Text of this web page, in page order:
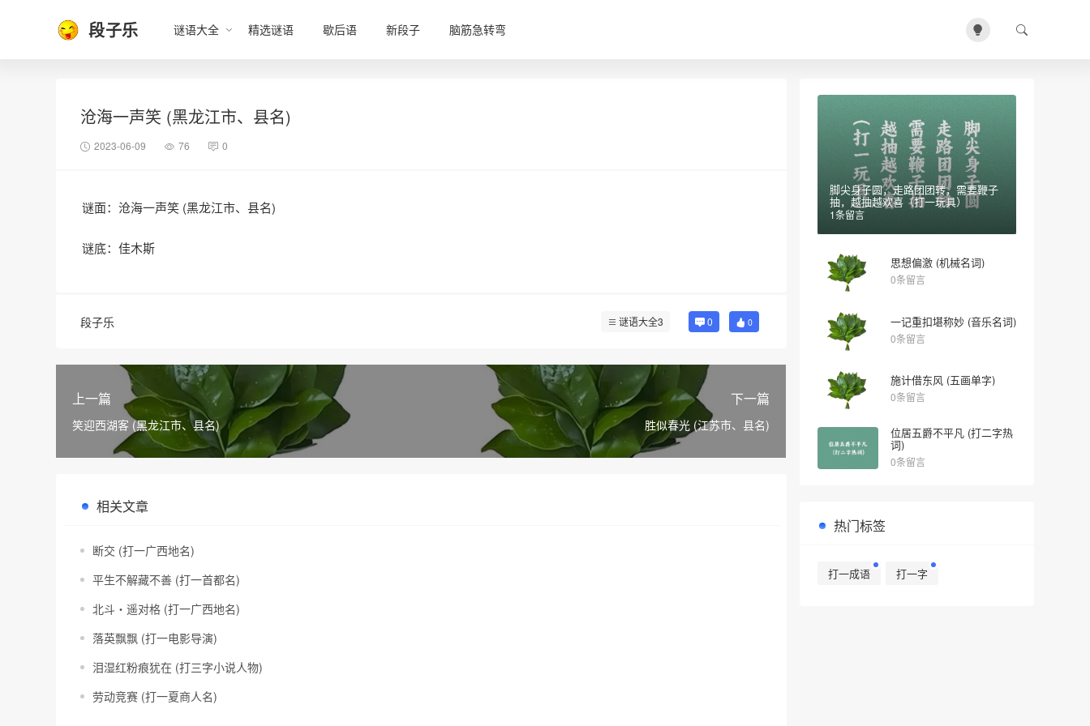
段子乐 谜语大全 精选谜语 歇后语 新段子 脑筋急转弯
沧海一声笑 (黑龙江市、县名)
2023-06-09 76 0
谜面：沧海一声笑 (黑龙江市、县名)
谜底：佳木斯
段子乐 谜语大全3 0 0
上一篇
笑迎西湖客 (黑龙江市、县名)
下一篇
胜似春光 (江苏市、县名)
相关文章
断交 (打一广西地名)
平生不解藏不善 (打一首都名)
北斗・遥对格 (打一广西地名)
落英飘飘 (打一电影导演)
泪湿红粉痕犹在 (打三字小说人物)
劳动竞赛 (打一夏商人名)
脚尖身子圆，走路团团转，需要鞭子
抽，越抽越欢喜（打一玩具）
1条留言
思想偏激 (机械名词)
0条留言
一记重扣堪称妙 (音乐名词)
0条留言
施计借东风 (五画单字)
0条留言
位居五爵不平凡 (打二字热
词)
0条留言
热门标签
打一成语 打一字